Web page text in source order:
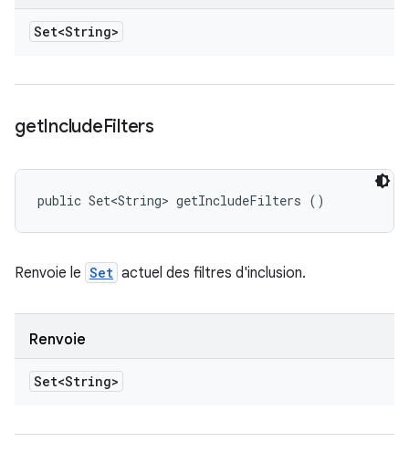
Set<String>
getIncludeFilters
public Set<String> getIncludeFilters ()
Renvoie le Set actuel des filtres d'inclusion.
Renvoie
Set<String>